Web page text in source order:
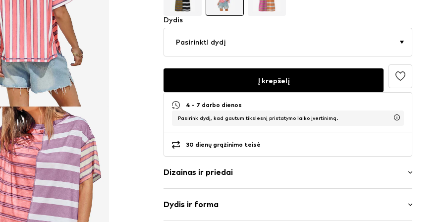
Dydis
Pasirinkti dydį
Į krepšelį
4 - 7 darbo dienos
Pasirink dydį, kad gautum tikslesnį pristatymo laiko įvertinimą.
30 dienų grąžinimo teisė
Dizainas ir priedai
plonas trikotažas
Apskrita kaklo iškirptė
Dydis ir forma